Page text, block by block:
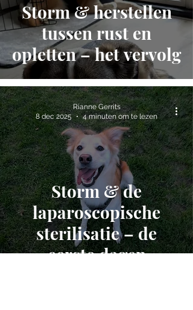
Storm & herstellen
tussen rust en
opletten – het vervolg
Storm & de
laparoscopische
sterilisatie – de
eerste dagen
Rianne Gerrits
8 dec 2025
4 minuten om te lezen